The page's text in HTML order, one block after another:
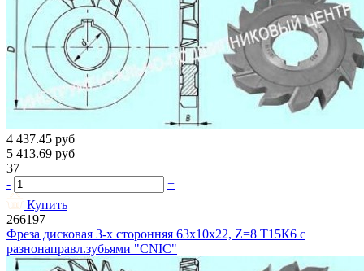
4 437.45 руб
5 413.69 руб
37
-
+
Купить
266197
Фреза дисковая 3-х сторонняя 63х10х22, Z=8 Т15К6 с
разнонаправл.зубьями "CNIC"